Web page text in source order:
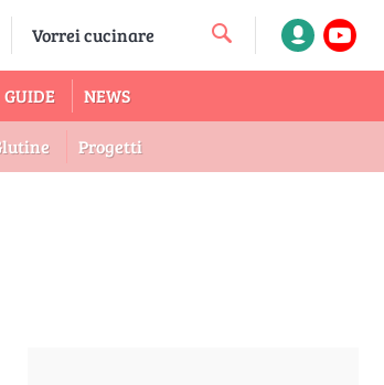
GUIDE NEWS
Progetti